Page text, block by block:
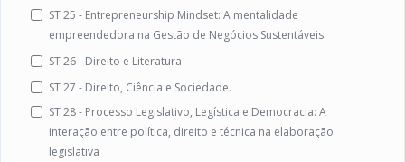
ST 25 - Entrepreneurship Mindset: A mentalidade
empreendedora na Gestão de Negócios Sustentáveis
ST 26 - Direito e Literatura
ST 27 - Direito, Ciência e Sociedade.
ST 28 - Processo Legislativo, Legística e Democracia: A
interação entre política, direito e técnica na elaboração
legislativa